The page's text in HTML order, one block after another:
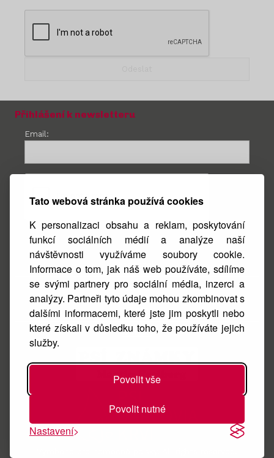
Tato webová stránka používá cookies
K personalizaci obsahu a reklam, poskytování
funkcí sociálních médií a analýze naší
návštěvnosti využíváme soubory cookie.
Informace o tom, jak náš web používáte, sdílíme
se svými partnery pro sociální média, inzerci a
analýzy. Partneři tyto údaje mohou zkombinovat s
dalšími informacemi, které jste jim poskytli nebo
které získali v důsledku toho, že používáte jejich
služby.
Povolit vše
Povolit nutné
Nastavení
Přihlášení k newsletteru
Email:
Facebook
Instagram
O nás
Kontakt